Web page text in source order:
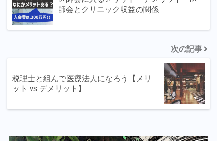
師会とクリニック収益の関係
次の記事
税理士と組んで医療法人になろう【メリ
ット vs デメリット】